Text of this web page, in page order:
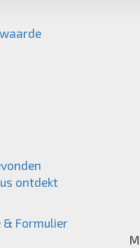
ontdekt
& Formulier